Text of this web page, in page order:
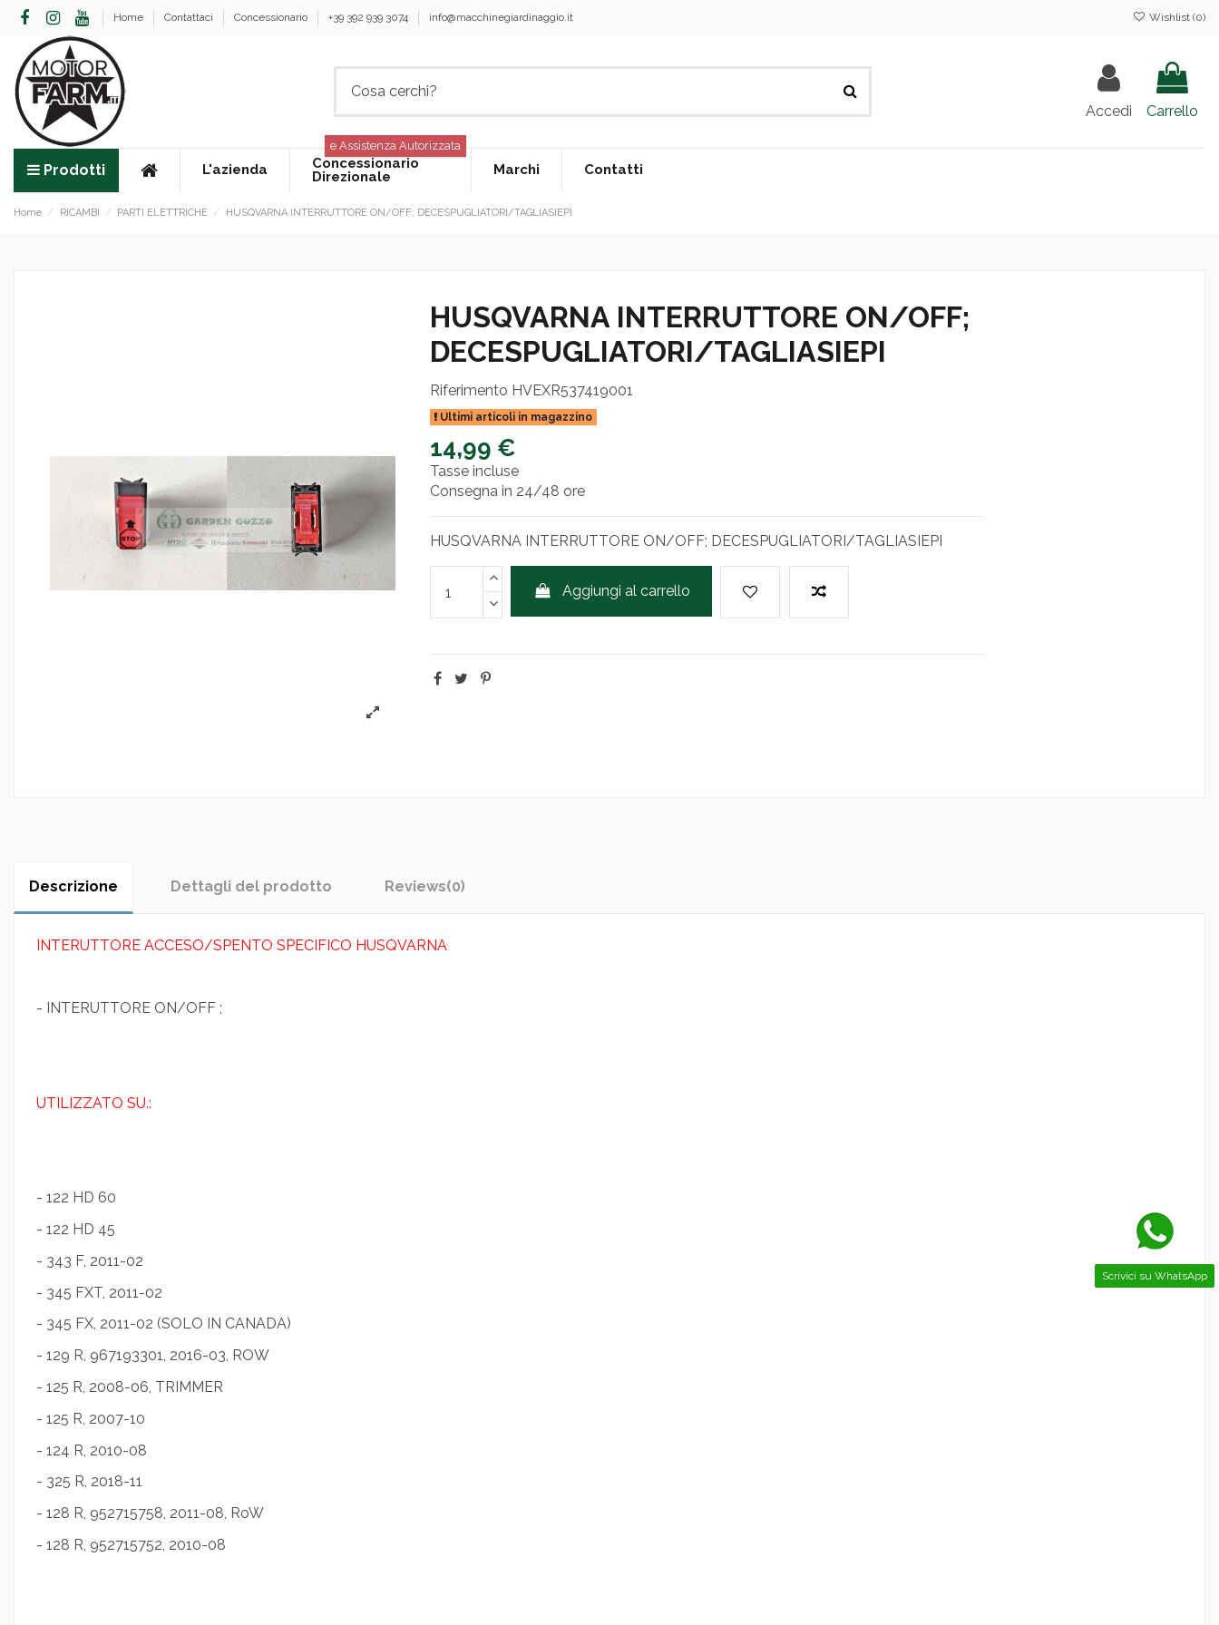
Home Contattaci Concessionario +39 392 939 3074 info@macchinegiardinaggio.it Wishlist (0)
Accedi Carrello
Prodotti L'azienda
Concessionario
Direzionale
e Assistenza Autorizzata
Marchi Contatti
Home RICAMBI PARTI ELETTRICHE HUSQVARNA INTERRUTTORE ON/OFF; DECESPUGLIATORI/TAGLIASIEPI
HUSQVARNA INTERRUTTORE ON/OFF;
DECESPUGLIATORI/TAGLIASIEPI
Riferimento HVEXR537419001
Ultimi articoli in magazzino
14,99 €
Tasse incluse
Consegna in 24/48 ore
HUSQVARNA INTERRUTTORE ON/OFF; DECESPUGLIATORI/TAGLIASIEPI
Aggiungi al carrello
Descrizione Dettagli del prodotto Reviews(0)
INTERUTTORE ACCESO/SPENTO SPECIFICO HUSQVARNA
- INTERUTTORE ON/OFF ;
UTILIZZATO SU.:
- 122 HD 60
- 122 HD 45
- 343 F, 2011-02
- 345 FXT, 2011-02
- 345 FX, 2011-02 (SOLO IN CANADA)
- 129 R, 967193301, 2016-03, ROW
- 125 R, 2008-06, TRIMMER
- 125 R, 2007-10
- 124 R, 2010-08
- 325 R, 2018-11
- 128 R, 952715758, 2011-08, RoW
- 128 R, 952715752, 2010-08
Scrivici su WhatsApp